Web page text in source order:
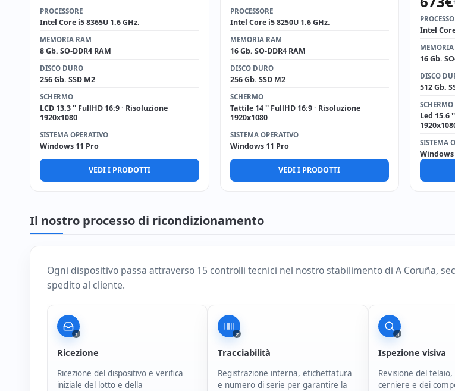
PROCESSORE
Intel Core i5 8365U 1.6 GHz.
MEMORIA RAM
8 Gb. SO-DDR4 RAM
DISCO DURO
256 Gb. SSD M2
SCHERMO
LCD 13.3 '' FullHD 16:9 · Risoluzione
1920x1080
SISTEMA OPERATIVO
Windows 11 Pro
VEDI I PRODOTTI
PROCESSORE
Intel Core i5 8250U 1.6 GHz.
MEMORIA RAM
16 Gb. SO-DDR4 RAM
DISCO DURO
256 Gb. SSD M2
SCHERMO
Tattile 14 '' FullHD 16:9 · Risoluzione
1920x1080
SISTEMA OPERATIVO
Windows 11 Pro
VEDI I PRODOTTI
Intel
16 Gb.
DISCO
512 Gb.
SCHERMO
Led 15.6
SISTEMA
Windows
Il nostro processo di ricondizionamento
Ogni dispositivo passa attraverso 15 controlli tecnici nel nostro stabilimento di A Coruña,
spedito al cliente.
1
Ricezione
Ricezione del dispositivo e verifica
iniziale del lotto e della
2
Tracciabilità
Registrazione interna, etichettatura
e numero di serie per garantire la
3
Ispezione visiva
Revisione del
cerniere e dei